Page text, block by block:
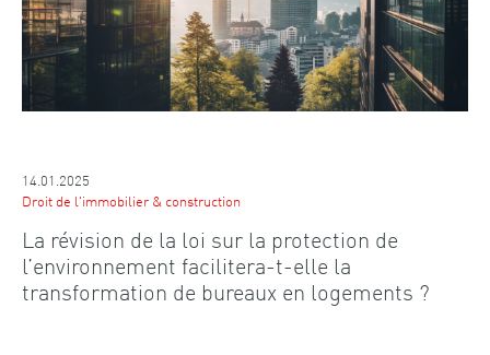
14.01.2025
Droit de l'immobilier & construction
La révision de la loi sur la protection de
l’environnement facilitera-t-elle la
transformation de bureaux en logements ?